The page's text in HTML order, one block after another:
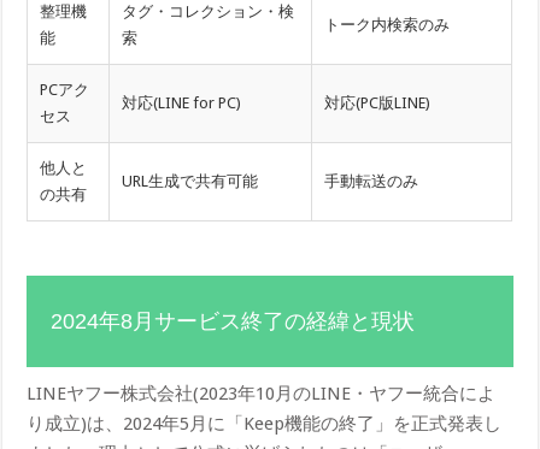
整理機
能
タグ・コレクション・検
索
トーク内検索のみ
PCアク
セス
対応(LINE for PC) 対応(PC版LINE)
他人と
の共有
URL生成で共有可能 手動転送のみ
2024年8月サービス終了の経緯と現状
LINEヤフー株式会社(2023年10月のLINE・ヤフー統合によ
り成立)は、2024年5月に「Keep機能の終了」を正式発表し